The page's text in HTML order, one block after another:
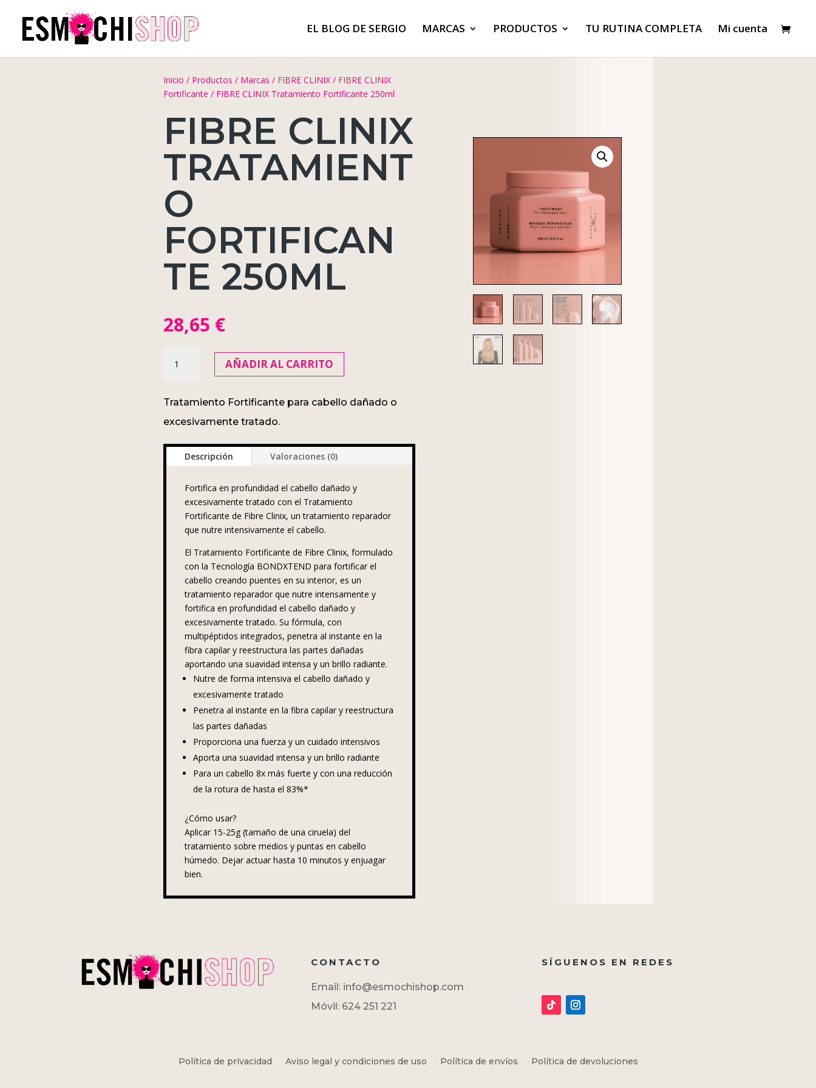
EL BLOG DE SERGIO MARCAS PRODUCTOS TU RUTINA COMPLETA Mi cuenta
Inicio / Productos / Marcas / FIBRE CLINIX/ FIBRE CLINIX
Fortificante / FIBRE CLINIX Tratamiento Fortificante 250ml
FIBRE CLINIX
TRATAMIENT
O
FORTIFICAN
TE 250ML
28,65 €
CLINIX
Fortificante
cantidad
AÑADIR AL CARRITO
Tratamiento Fortificante para cabello dañado o
excesivamente tratado.
Descripción Valoraciones (0)
Fortifica en profundidad el cabello dañado y
excesivamente tratado con el Tratamiento
Fortificante de Fibre Clinix, un tratamiento reparador
que nutre intensivamente el cabello.
El Tratamiento Fortificante de Fibre Clinix, formulado
con la Tecnología BONDXTEND para fortificar el
cabello creando puentes en su interior, es un
tratamiento reparador que nutre intensamente y
fortifica en profundidad el cabello dañado y
excesivamente tratado. Su fórmula, con
multipéptidos integrados, penetra al instante en la
fibra capilar y reestructura las partes dañadas
aportando una suavidad intensa y un brillo radiante.
Nutre de forma intensiva el cabello dañado y
excesivamente tratado
Penetra al instante en la fibra capilar y reestructura
las partes dañadas
Proporciona una fuerza y un cuidado intensivos
Aporta una suavidad intensa y un brillo radiante
Para un cabello 8x más fuerte y con una reducción
de la rotura de hasta el 83%*
¿Cómo usar?
Aplicar 15-25g (tamaño de una ciruela) del
tratamiento sobre medios y puntas en cabello
húmedo. Dejar actuar hasta 10 minutos y enjuagar
bien.
CONTACTO
Email: info@esmochishop.com
Móvil: 624 251 221
SÍGUENOS EN REDES
Política de privacidad Aviso legal y condiciones de uso Política de envíos Política de devoluciones